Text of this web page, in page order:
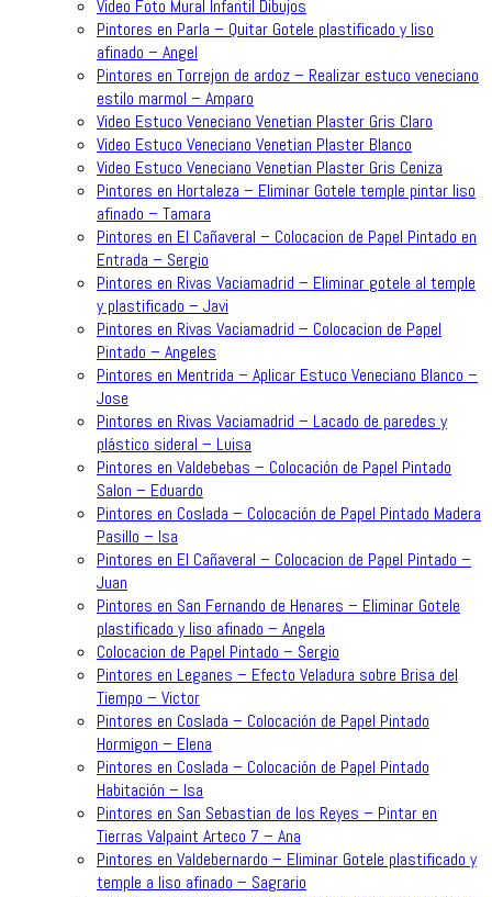
Video Foto Mural Infantil Dibujos
Pintores en Parla – Quitar Gotele plastificado y liso
afinado – Angel
Pintores en Torrejon de ardoz – Realizar estuco veneciano
estilo marmol – Amparo
Video Estuco Veneciano Venetian Plaster Gris Claro
Video Estuco Veneciano Venetian Plaster Blanco
Video Estuco Veneciano Venetian Plaster Gris Ceniza
Pintores en Hortaleza – Eliminar Gotele temple pintar liso
afinado – Tamara
Pintores en El Cañaveral – Colocacion de Papel Pintado en
Entrada – Sergio
Pintores en Rivas Vaciamadrid – Eliminar gotele al temple
y plastificado – Javi
Pintores en Rivas Vaciamadrid – Colocacion de Papel
Pintado – Angeles
Pintores en Mentrida – Aplicar Estuco Veneciano Blanco –
Jose
Pintores en Rivas Vaciamadrid – Lacado de paredes y
plástico sideral – Luisa
Pintores en Valdebebas – Colocación de Papel Pintado
Salon – Eduardo
Pintores en Coslada – Colocación de Papel Pintado Madera
Pasillo – Isa
Pintores en El Cañaveral – Colocacion de Papel Pintado –
Juan
Pintores en San Fernando de Henares – Eliminar Gotele
plastificado y liso afinado – Angela
Colocacion de Papel Pintado – Sergio
Pintores en Leganes – Efecto Veladura sobre Brisa del
Tiempo – Victor
Pintores en Coslada – Colocación de Papel Pintado
Hormigon – Elena
Pintores en Coslada – Colocación de Papel Pintado
Habitación – Isa
Pintores en San Sebastian de los Reyes – Pintar en
Tierras Valpaint Arteco 7 – Ana
Pintores en Valdebernardo – Eliminar Gotele plastificado y
temple a liso afinado – Sagrario